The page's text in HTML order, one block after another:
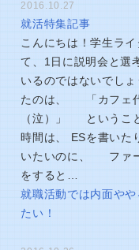
2016.10.27
就活特集記事
こんにちは！学生ラ
て、1日に説明会と選
いるのではないでし
たのは、 「カフェ
（泣）」 という
時間は、 ESを書いた
いたいのに、 ファー
をすると…
就職活動では内面や
たい！